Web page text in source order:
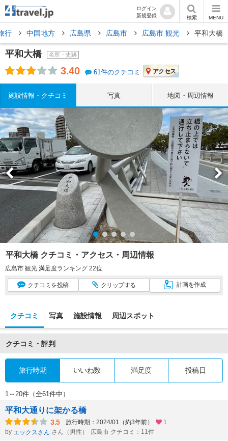
ログイン
新規登録
検索 MENU
行 中国地方 広島県 広島市 広島市 観光 平和大橋
平和大橋 名所・史跡
3.40 61件のクチコミ アクセス
施設情報・クチコミ 写真 地図・周辺情報
平和大橋 クチコミ・アクセス・周辺情報
広島市 観光 満足度ランキング 22位
クチコミ を投稿 クリップする 計画を作成
クチコミ 写真 施設情報 周辺スポット
クチコミ・評判
旅行時期 いいね数 満足度 投稿日
1～20件（全61件中）
平和大通りに架かる橋
3.5 旅行時期：2024/01（約3年前）
1
by エックスさん さん（男性） 広島市 クチコミ：11件